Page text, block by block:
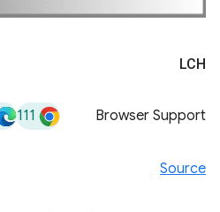
LCH
Browser Support
111
Source